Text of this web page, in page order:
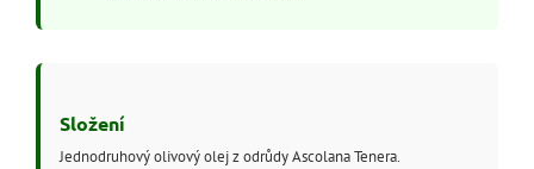
Složení
Jednodruhový olivový olej z odrůdy Ascolana Tenera.